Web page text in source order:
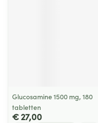
Glucosamine 1500 mg, 180
tabletten
€ 27,00